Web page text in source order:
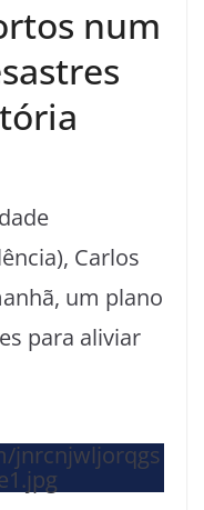
num
Carlos
um plano
para aliviar